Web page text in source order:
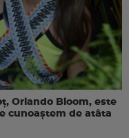
Orlando Bloom, este
cunoaștem de atâta